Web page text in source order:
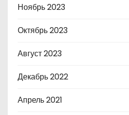
Ноябрь 2023
Октябрь 2023
Август 2023
Декабрь 2022
Апрель 2021